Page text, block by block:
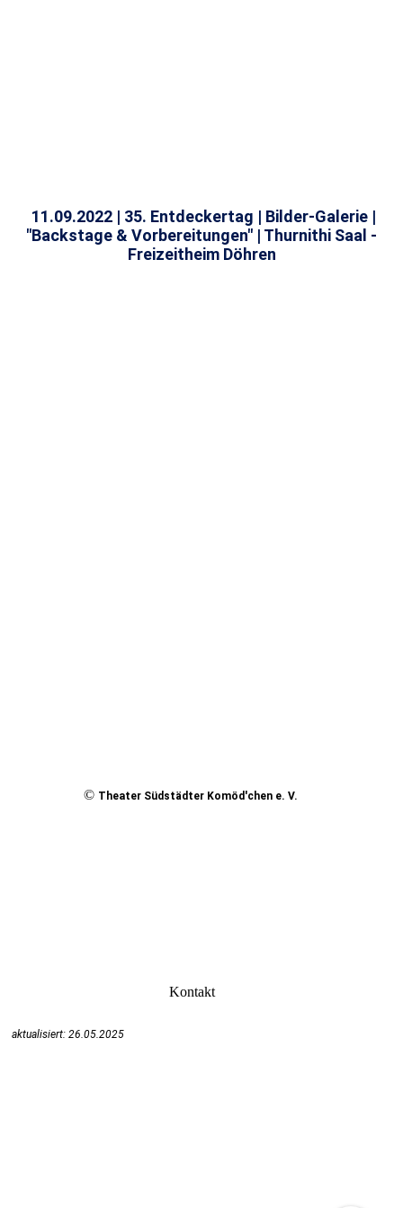
11.09.2022 | 35. Entdeckertag | Bilder-Galerie |
"Backstage & Vorbereitungen" | Thurnithi Saal -
Freizeitheim Döhren
© Theater Südstädter Komöd'chen e. V.
Kontakt
aktualisiert: 26.05.2025